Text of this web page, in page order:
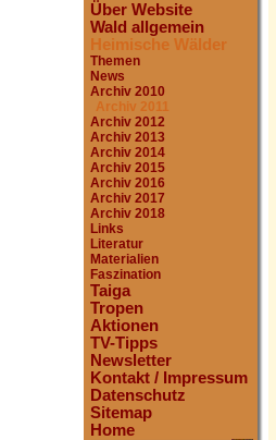
Über Website
Wald allgemein
Heimische Wälder
Themen
News
Archiv 2010
Archiv 2011
Archiv 2012
Archiv 2013
Archiv 2014
Archiv 2015
Archiv 2016
Archiv 2017
Archiv 2018
Links
Literatur
Materialien
Faszination
Taiga
Tropen
Aktionen
TV-Tipps
Newsletter
Kontakt / Impressum
Datenschutz
Sitemap
Home